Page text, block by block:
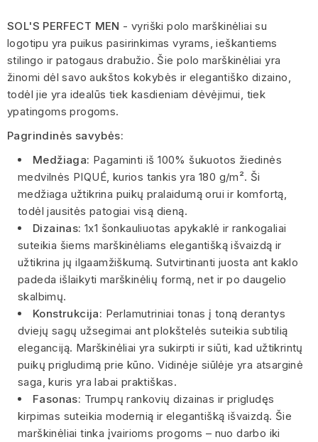
SOL'S PERFECT MEN - vyriški polo marškinėliai su
logotipu yra puikus pasirinkimas vyrams, ieškantiems
stilingo ir patogaus drabužio. Šie polo marškinėliai yra
žinomi dėl savo aukštos kokybės ir elegantiško dizaino,
todėl jie yra idealūs tiek kasdieniam dėvėjimui, tiek
ypatingoms progoms.
Pagrindinės savybės:
Medžiaga: Pagaminti iš 100% šukuotos žiedinės
medvilnės PIQUÉ, kurios tankis yra 180 g/m². Ši
medžiaga užtikrina puikų pralaidumą orui ir komfortą,
todėl jausitės patogiai visą dieną.
Dizainas: 1x1 šonkauliuotas apykaklė ir rankogaliai
suteikia šiems marškinėliams elegantišką išvaizdą ir
užtikrina jų ilgaamžiškumą. Sutvirtinanti juosta ant kaklo
padeda išlaikyti marškinėlių formą, net ir po daugelio
skalbimų.
Konstrukcija: Perlamutriniai tonas į toną derantys
dviejų sagų užsegimai ant plokštelės suteikia subtilią
eleganciją. Marškinėliai yra sukirpti ir siūti, kad užtikrintų
puikų prigludimą prie kūno. Vidinėje siūlėje yra atsarginė
saga, kuris yra labai praktiškas.
Fasonas: Trumpų rankovių dizainas ir prigludęs
kirpimas suteikia modernią ir elegantišką išvaizdą. Šie
marškinėliai tinka įvairioms progoms – nuo darbo iki